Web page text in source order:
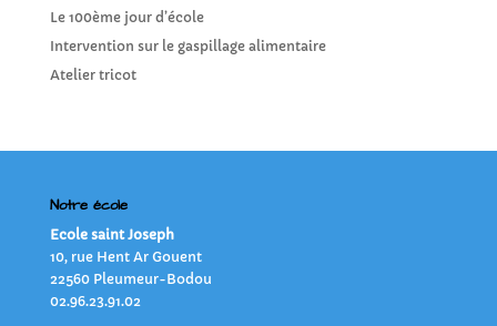
Le 100ème jour d’école
Intervention sur le gaspillage alimentaire
Atelier tricot
Notre école
Ecole saint Joseph
10, rue Hent Ar Gouent
22560 Pleumeur-Bodou
02.96.23.91.02